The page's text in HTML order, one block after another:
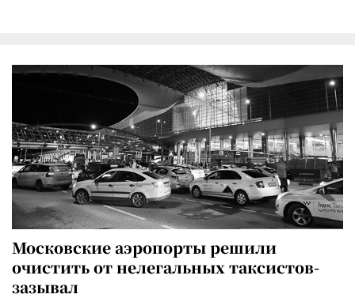
Московские аэропорты решили
очистить от нелегальных таксистов-
зазывал